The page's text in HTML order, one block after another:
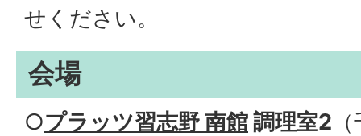
せください。
会場
○プラッツ習志野 南館調理室2